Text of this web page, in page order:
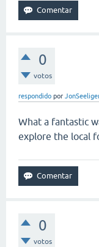
0
votos
respondido por
What a fantastic
explore the local
0
votos